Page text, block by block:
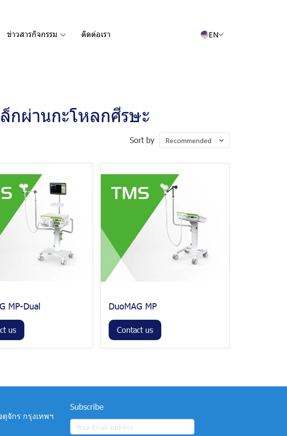
ข่าวสารกิจกรรม ติดต่อเรา EN
กผ่านกะโหลกศีรษะ
Sort by Recommended
MP-Dual
us
DuoMAG MP
Contact us
ตุจักร กรุงเทพฯ
Subscribe